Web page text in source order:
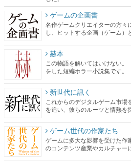
ゲームの企画書
名作ゲームクリエイターの方々
し、ヒットする企画（ゲーム）
赫本
この物語を解いてはいけない
をした短編ホラー小説集です。
新世代に訊く
これからのデジタルゲーム市
を追い、彼らのルーツと情熱を
ゲーム世代の作家たち
ゲームに多大な影響を受けた作
のコンテンツ産業やカルチャー